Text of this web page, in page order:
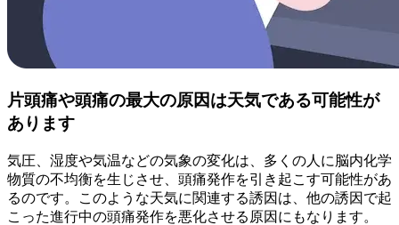
片頭痛や頭痛の最大の原因は天気である可能性が
あります
気圧、湿度や気温などの気象の変化は、多くの人に脳内化学
物質の不均衡を生じさせ、頭痛発作を引き起こす可能性があ
るのです。このような天気に関連する誘因は、他の誘因で起
こった進行中の頭痛発作を悪化させる原因にもなります。